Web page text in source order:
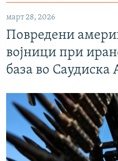
март 28, 2026
Повредени
војници при
база во Саудиска